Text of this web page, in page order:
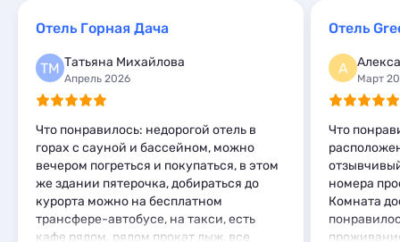
Шале 2
Мини-отели 10
Шале 15
Отель Горная Дача
ТМ Татьяна Михайлова
Апрель 2026
Что понравилось: недорогой отель в
горах с сауной и бассейном, можно
вечером погреться и покупаться, в этом
же здании пятерочка, добираться до
курорта можно на бесплатном
трансфере-автобусе, на такси, есть
кафе рядом. рядом прокат лыж, все
Отель
А
Март
Что
номера
Комната